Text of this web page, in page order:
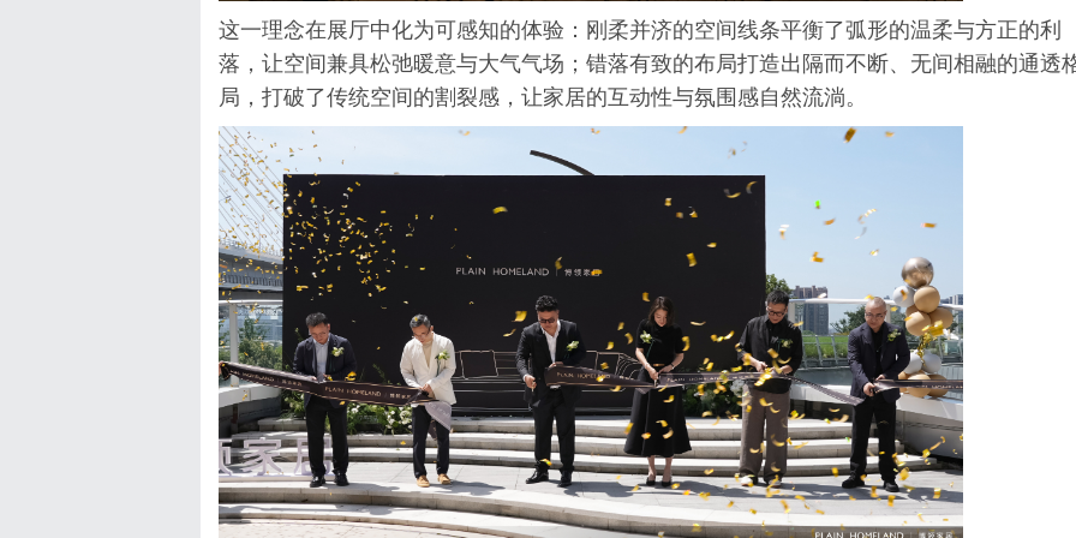
这一理念在展厅中化为可感知的体验：刚柔并济的空间线条平衡了弧形的温柔与方正的利
落，让空间兼具松弛暖意与大气气场；错落有致的布局打造出隔而不断、无间相融的通透
局，打破了传统空间的割裂感，让家居的互动性与氛围感自然流淌。